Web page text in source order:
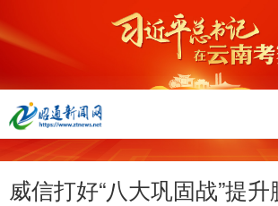
威信打好“八大巩固战”提